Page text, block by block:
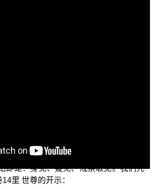
一集开始要与大家来探讨“三缚结不能断
即是：身见、疑见、戒禁取见。我们先
里 世尊的开示：